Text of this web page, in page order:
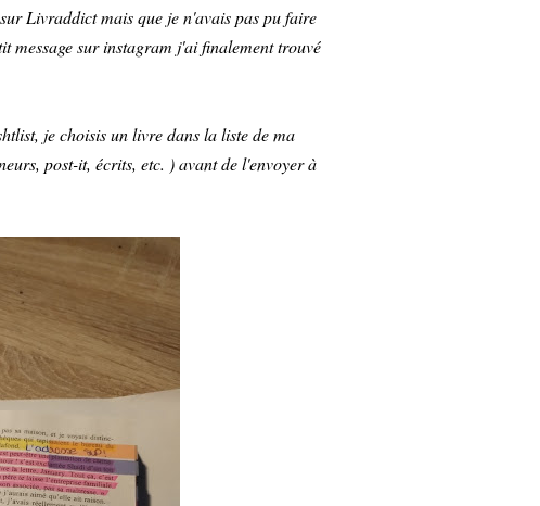
Livraddict mais que je n'avais pas pu faire
message sur instagram j'ai finalement trouvé
je choisis un livre dans la liste de ma
post-it, écrits, etc. ) avant de l'envoyer à